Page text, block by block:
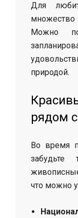
Для
множество
Можно
природой.
рядом
Во время
забудьте
что можно